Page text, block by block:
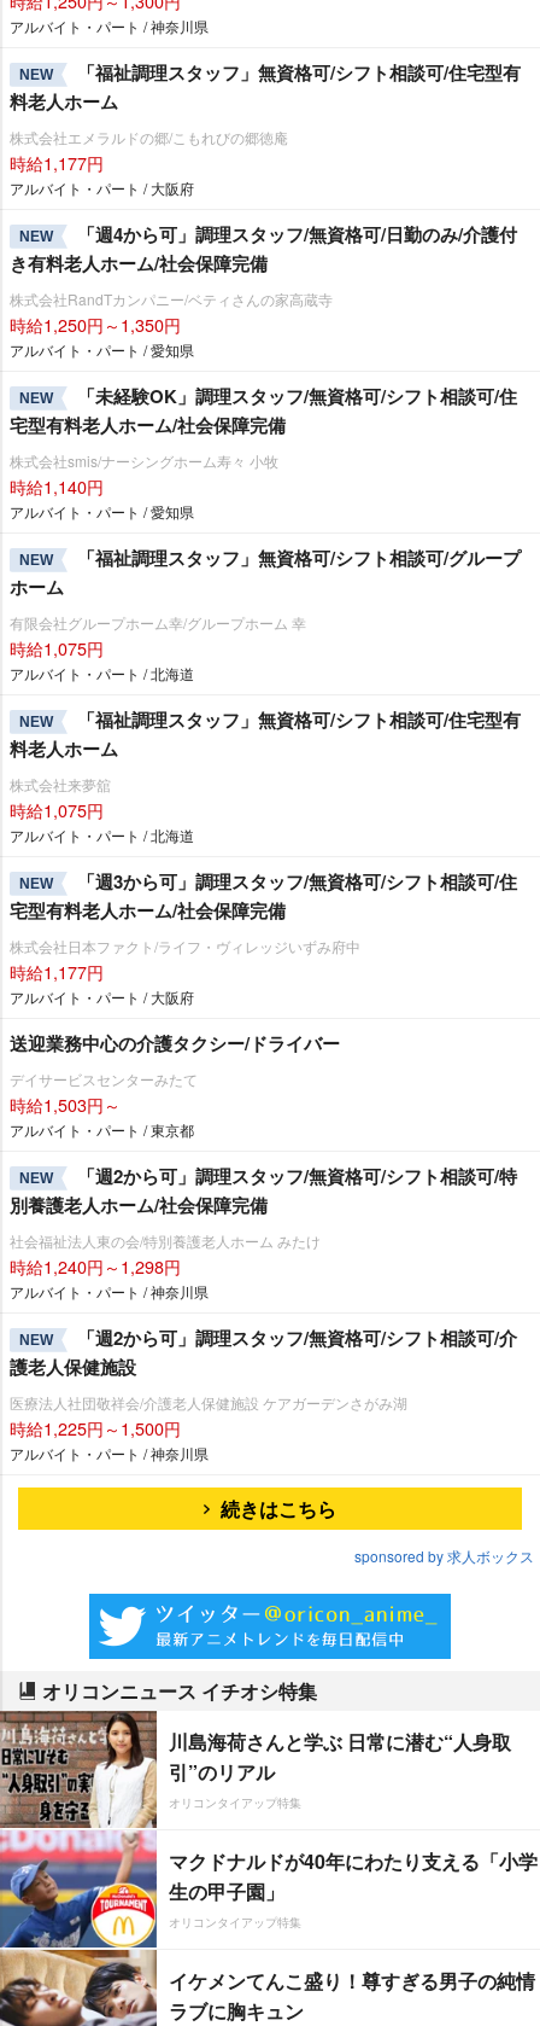
アルバイト・パート / 神奈川県
NEW
「福祉調理スタッフ」無資格可/シフト相談可/住宅型有
料老人ホーム
株式会社エメラルドの郷/こもれびの郷徳庵
時給1,177円
アルバイト・パート / 大阪府
NEW
「週4から可」調理スタッフ/無資格可/日勤のみ/介護付
き有料老人ホーム/社会保障完備
株式会社RandTカンパニー/ベティさんの家高蔵寺
時給1,250円～1,350円
アルバイト・パート / 愛知県
NEW
「未経験OK」調理スタッフ/無資格可/シフト相談可/住
宅型有料老人ホーム/社会保障完備
株式会社smis/ナーシングホーム寿々 小牧
時給1,140円
アルバイト・パート / 愛知県
NEW
「福祉調理スタッフ」無資格可/シフト相談可/グループ
ホーム
有限会社グループホーム幸/グループホーム 幸
時給1,075円
アルバイト・パート / 北海道
NEW
「福祉調理スタッフ」無資格可/シフト相談可/住宅型有
料老人ホーム
株式会社来夢舘
時給1,075円
アルバイト・パート / 北海道
NEW
「週3から可」調理スタッフ/無資格可/シフト相談可/住
宅型有料老人ホーム/社会保障完備
株式会社日本ファクト/ライフ・ヴィレッジいずみ府中
時給1,177円
アルバイト・パート / 大阪府
送迎業務中心の介護タクシー/ドライバー
デイサービスセンターみたて
時給1,503円～
アルバイト・パート / 東京都
NEW
「週2から可」調理スタッフ/無資格可/シフト相談可/特
別養護老人ホーム/社会保障完備
社会福祉法人東の会/特別養護老人ホーム みたけ
時給1,240円～1,298円
アルバイト・パート / 神奈川県
NEW
「週2から可」調理スタッフ/無資格可/シフト相談可/介
護老人保健施設
医療法人社団敬祥会/介護老人保健施設 ケアガーデンさがみ湖
時給1,225円～1,500円
アルバイト・パート / 神奈川県
続きはこちら
sponsored by 求人ボックス
オリコンニュース イチオシ特集
川島海荷さんと学ぶ 日常に潜む“人身取
引”のリアル
オリコンタイアップ特集
マクドナルドが40年にわたり支える「小学
生の甲子園」
オリコンタイアップ特集
イケメンてんこ盛り！尊すぎる男子の純情
ラブに胸キュン